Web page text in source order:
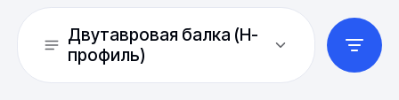
Двутавровая балка (Н-
профиль)